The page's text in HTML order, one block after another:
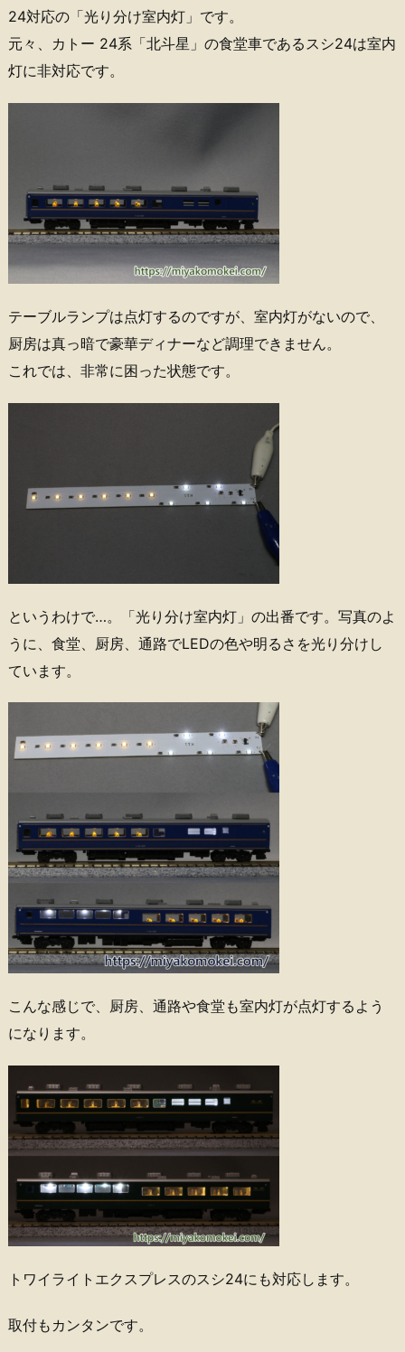
24対応の「光り分け室内灯」です。
元々、カトー 24系「北斗星」の食堂車であるスシ24は室内
灯に非対応です。
テーブルランプは点灯するのですが、室内灯がないので、
厨房は真っ暗で豪華ディナーなど調理できません。
これでは、非常に困った状態です。
というわけで…。「光り分け室内灯」の出番です。写真のよ
うに、食堂、厨房、通路でLEDの色や明るさを光り分けし
ています。
こんな感じで、厨房、通路や食堂も室内灯が点灯するよう
になります。
トワイライトエクスプレスのスシ24にも対応します。
取付もカンタンです。